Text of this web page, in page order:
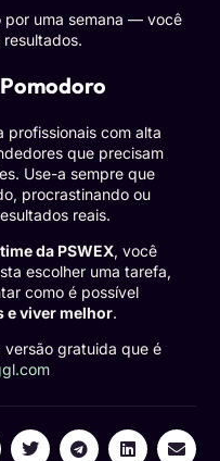
por uma semana — você
profissionais com alta
que precisam
Use-a sempre que
procrastinando ou
reais.
da PSWEX, você
escolher uma tarefa,
como é possível
e viver melhor.
gratuida que é